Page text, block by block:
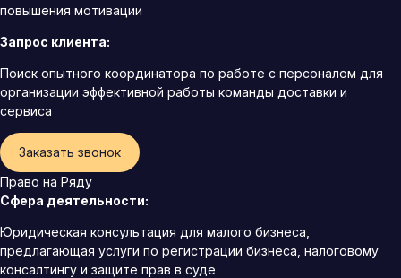
повышения мотивации
Запрос клиента:
Поиск опытного координатора по работе с персоналом для
организации эффективной работы команды доставки и
сервиса
Заказать звонок
Право на Ряду
Сфера деятельности:
Юридическая консультация для малого бизнеса,
предлагающая услуги по регистрации бизнеса, налоговому
консалтингу и защите прав в суде